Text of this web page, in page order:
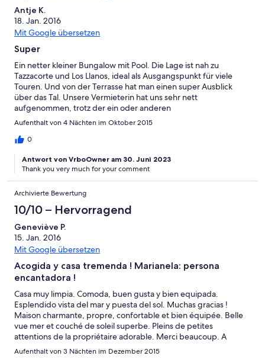
Antje K.
18. Jan. 2016
Mit Google übersetzen
Super
Ein netter kleiner Bungalow mit Pool. Die Lage ist nah zu
Tazzacorte und Los Llanos, ideal als Ausgangspunkt für viele
Touren. Und von der Terrasse hat man einen super Ausblick
über das Tal. Unsere Vermieterin hat uns sehr nett
aufgenommen, trotz der ein oder anderen
Verständnisschwierigkeit (Spanisch-Englisch-Deutsch). Wir
Aufenthalt von 4 Nächten im Oktober 2015
0
Antwort von VrboOwner am 30. Juni 2023
Thank you very much for your comment
Archivierte Bewertung
10/10 – Hervorragend
Geneviève P.
15. Jan. 2016
Mit Google übersetzen
Acogida y casa tremenda ! Marianela: persona
encantadora !
Casa muy limpia. Comoda, buen gusta y bien equipada.
Esplendido vista del mar y puesta del sol. Muchas gracias !
Maison charmante, propre, confortable et bien équipée. Belle
vue mer et couché de soleil superbe. Pleins de petites
attentions de la propriétaire adorable. Merci beaucoup. A
conseiller sans réserve. La Palma est une ile magnifique que
Aufenthalt von 3 Nächten im Dezember 2015